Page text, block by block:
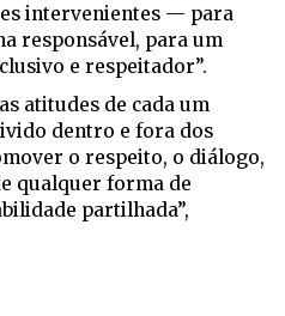
intervenientes — para
responsável, para um
e respeitador”.
atitudes de cada um
dentro e fora dos
o respeito, o diálogo,
qualquer forma de
partilhada”,